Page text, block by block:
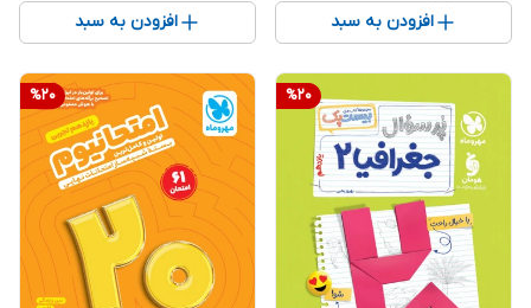
افزودن به سبد افزودن به سبد
%20
%20